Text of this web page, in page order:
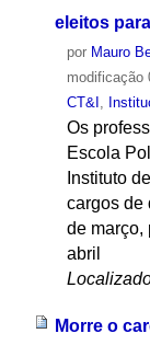
eleitos
por Mauro
modificação
CT&I ,
Os
Escola
Instituto
cargos de
de março,
abril
Morre o